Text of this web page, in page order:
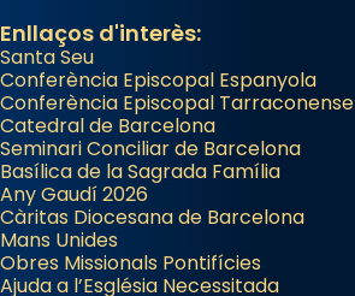
Enllaços d'interès:
Santa Seu
Conferència Episcopal Espanyola
Conferència Episcopal Tarraconense
Catedral de Barcelona
Seminari Conciliar de Barcelona
Basílica de la Sagrada Família
Any Gaudí 2026
Càritas Diocesana de Barcelona
Mans Unides
Obres Missionals Pontifícies
Ajuda a l’Església Necessitada